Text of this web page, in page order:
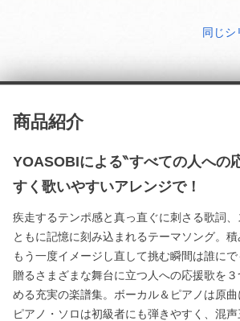
同じシ
商品紹介
YOASOBIによる‶すべての人への
すく歌いやすいアレンジで！
疾走するテンポ感と真っ直ぐに刺さる歌詞
ともに記憶に刻み込まれるテーマソング。
もう一度イメージし直して挑む瞬間は誰に
贈るさまざまな舞台に立つ人への応援歌を
める充実の楽譜集。ボーカル＆ピアノは原曲
ピアノ・ソロは初級者にも弾きやすく、混